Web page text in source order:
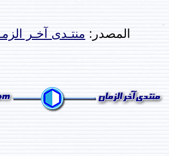
المصدر: منتـدى آخـر